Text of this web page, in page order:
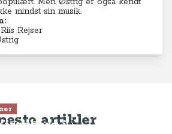
mindst sin musik.
Rejser
artikler
i